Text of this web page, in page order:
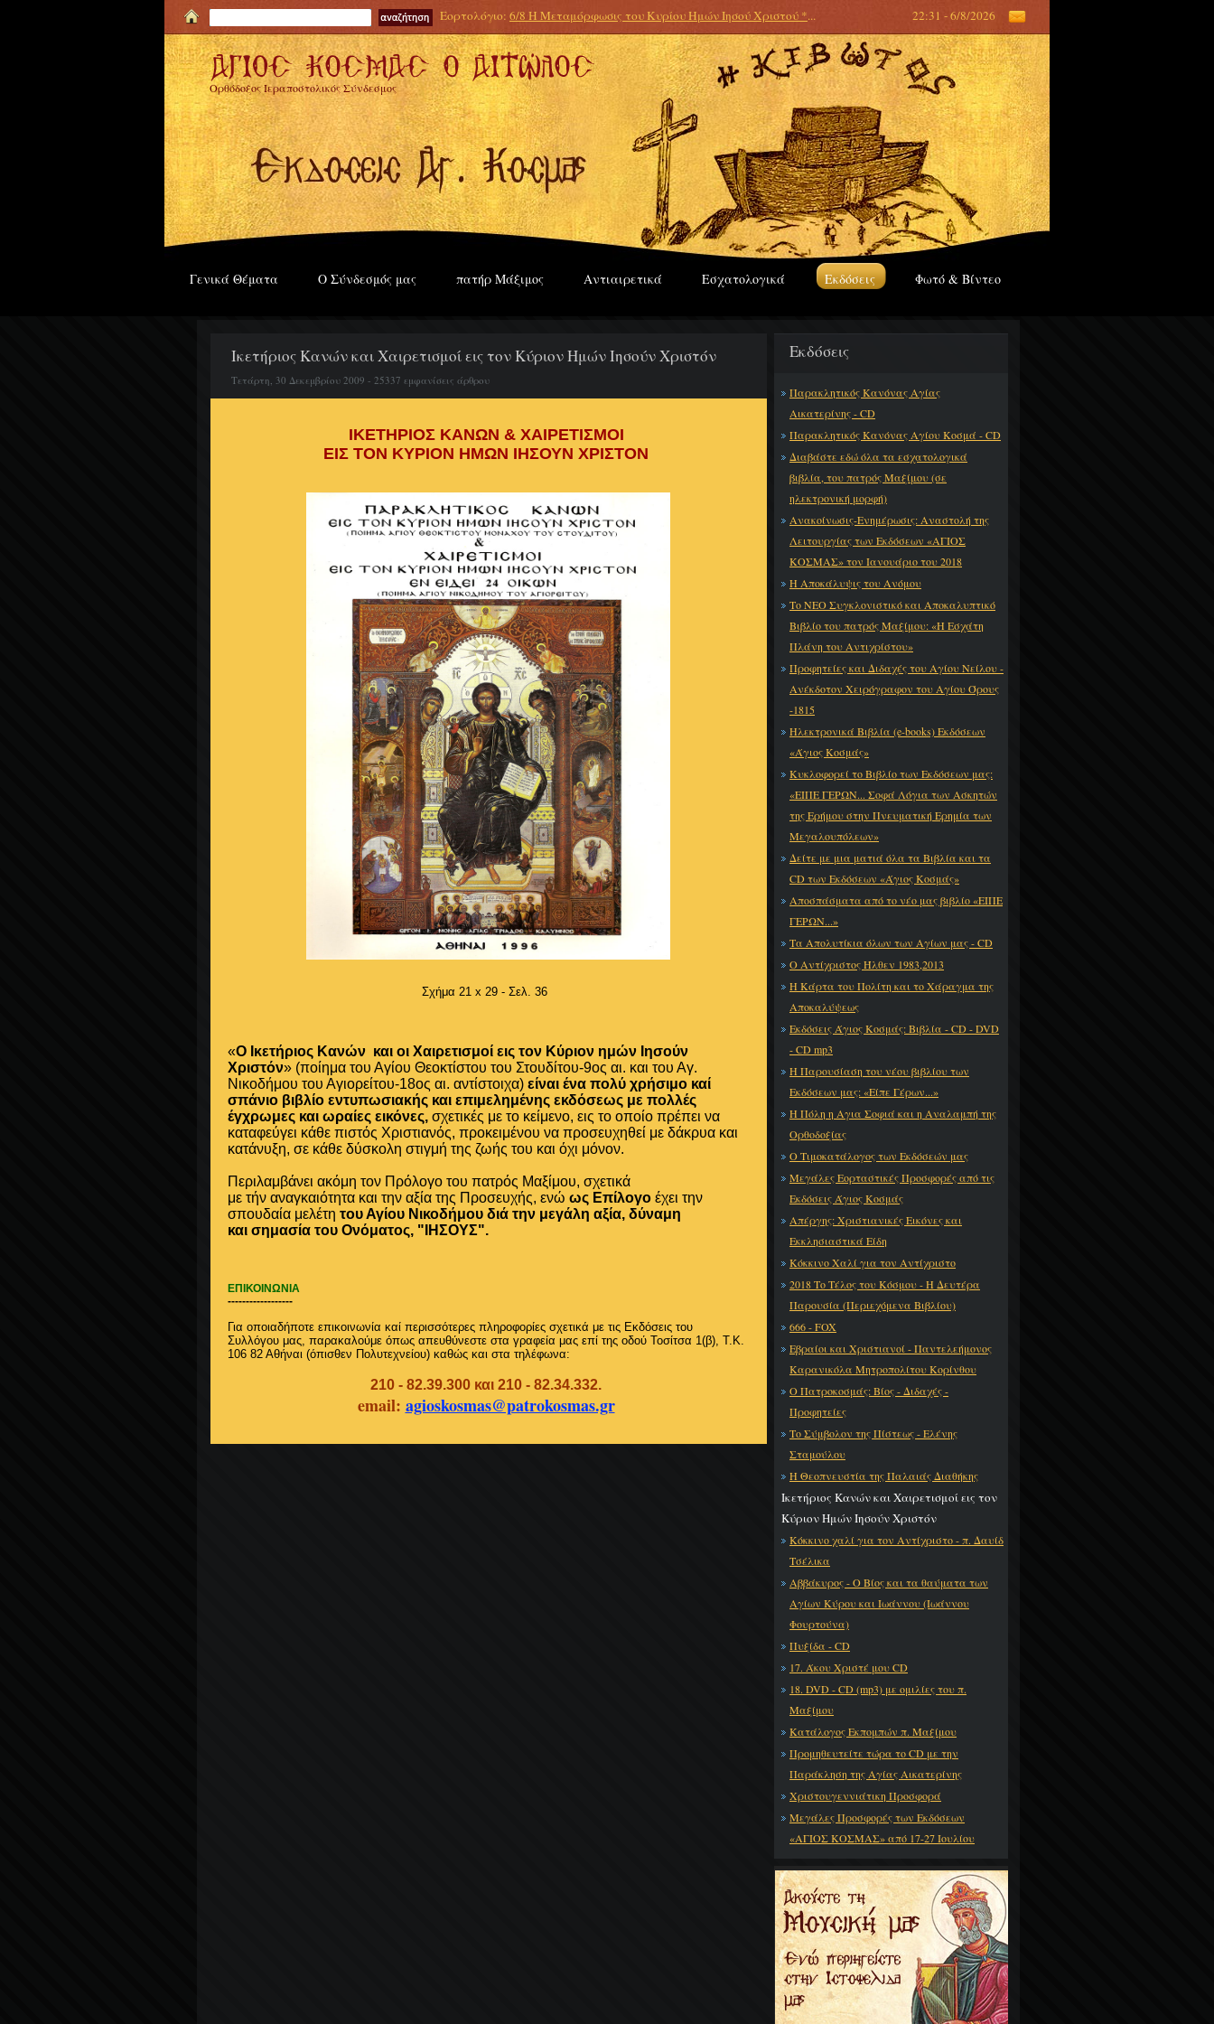
Εορτολόγιο: 6/8 Η Μεταμόρφωσις του Κυρίου Ημών Ιησού Χριστού *... 22:31 - 6/8/2026
Ορθόδοξος Ιεραποστολικός Σύνδεσμος
Γενικά Θέματα Ο Σύνδεσμός μας πατήρ Μάξιμος Αντιαιρετικά Εσχατολογικά Εκδόσεις Φωτό & Βίντεο
Εκδόσεις
Παρακλητικός Κανόνας Αγίας
Αικατερίνης - CD
Παρακλητικός Κανόνας Αγίου Κοσμά - CD
Διαβάστε εδώ όλα τα εσχατολογικά
βιβλία, του πατρός Μαξίμου (σε
ηλεκτρονική μορφή)
Ανακοίνωσις-Ενημέρωσις: Αναστολή της
Λειτουργίας των Εκδόσεων «ΑΓΙΟΣ
ΚΟΣΜΑΣ» τον Ιανουάριο του 2018
Η Αποκάλυψις του Ανόμου
Το ΝΕΟ Συγκλονιστικό και Αποκαλυπτικό
Βιβλίο του πατρός Μαξίμου: «Η Εσχάτη
Πλάνη του Αντιχρίστου»
Προφητείες και Διδαχές του Αγίου Νείλου -
Ανέκδοτον Χειρόγραφον του Αγίου Όρους
-1815
Ηλεκτρονικά Βιβλία (e-books) Εκδόσεων
«Άγιος Κοσμάς»
Κυκλοφορεί το Βιβλίο των Εκδόσεων μας:
«ΕΙΠΕ ΓΕΡΩΝ... Σοφά Λόγια των Ασκητών
της Ερήμου στην Πνευματική Ερημία των
Μεγαλουπόλεων»
Δείτε με μια ματιά όλα τα Βιβλία και τα
CD των Εκδόσεων «Άγιος Κοσμάς»
Αποσπάσματα από το νέο μας βιβλίο «ΕΙΠΕ
ΓΕΡΩΝ...»
Τα Απολυτίκια όλων των Αγίων μας - CD
Ο Αντίχριστος Ήλθεν 1983,2013
Η Κάρτα του Πολίτη και το Χάραγμα της
Αποκαλύψεως
Εκδόσεις Άγιος Κοσμάς: Βιβλία - CD - DVD
- CD mp3
Η Παρουσίαση του νέου βιβλίου των
Εκδόσεων μας: «Είπε Γέρων...»
Η Πόλη η Αγια Σοφιά και η Αναλαμπή της
Ορθοδοξίας
Ο Τιμοκατάλογος των Εκδόσεών μας
Μεγάλες Εορταστικές Προσφορές από τις
Εκδόσεις Άγιος Κοσμάς
Απέργης: Χριστιανικές Εικόνες και
Εκκλησιαστικά Είδη
Κόκκινο Χαλί για τον Αντίχριστο
2018 Το Τέλος του Κόσμου - Η Δευτέρα
Παρουσία (Περιεχόμενα Βιβλίου)
666 - FOX
Εβραίοι και Χριστιανοί - Παντελεήμονος
Καρανικόλα Μητροπολίτου Κορίνθου
Ο Πατροκοσμάς: Βίος - Διδαχές -
Προφητείες
Το Σύμβολον της Πίστεως - Ελένης
Σταμούλου
Η Θεοπνευστία της Παλαιάς Διαθήκης
Ικετήριος Κανών και Χαιρετισμοί εις τον
Κύριον Ημών Ιησούν Χριστόν
Κόκκινο χαλί για τον Αντίχριστο - π. Δαυίδ
Τσέλικα
Αββάκυρος - Ο Βίος και τα θαύματα των
Αγίων Κύρου και Ιωάννου (Ιωάννου
Φουρτούνα)
Πυξίδα - CD
17. Άκου Χριστέ μου CD
18. DVD - CD (mp3) με ομιλίες του π.
Μαξίμου
Κατάλογος Εκπομπών π. Μαξίμου
Προμηθευτείτε τώρα το CD με την
Παράκληση της Αγίας Αικατερίνης
Χριστουγεννιάτικη Προσφορά
Μεγάλες Προσφορές των Εκδόσεων
«ΑΓΙΟΣ ΚΟΣΜΑΣ» από 17-27 Ιουλίου
Ικετήριος Κανών και Χαιρετισμοί εις τον Κύριον Ημών Ιησούν Χριστόν
Τετάρτη, 30 Δεκεμβρίου 2009 - 25337 εμφανίσεις άρθρου
ΙΚΕΤΗΡΙΟΣ ΚΑΝΩΝ & ΧΑΙΡΕΤΙΣΜΟΙ
ΕΙΣ ΤΟΝ ΚΥΡΙΟΝ ΗΜΩΝ ΙΗΣΟΥΝ ΧΡΙΣΤΟΝ
Σχήμα 21 x 29 - Σελ. 36
«Ο Ικετήριος Κανών και οι Χαιρετισμοί εις τον Κύριον ημών Ιησούν
Χριστόν» (ποίημα του Αγίου Θεοκτίστου του Στουδίτου-9ος αι. και του Αγ.
Νικοδήμου του Αγιορείτου-18ος αι. αντίστοιχα) είναι ένα πολύ χρήσιμο καί
σπάνιο βιβλίο εντυπωσιακής και επιμελημένης εκδόσεως με πολλές
έγχρωμες και ωραίες εικόνες, σχετικές με το κείμενο, εις το οποίο πρέπει να
καταφεύγει κάθε πιστός Χριστιανός, προκειμένου να προσευχηθεί με δάκρυα και
κατάνυξη, σε κάθε δύσκολη στιγμή της ζωής του και όχι μόνον.
Περιλαμβάνει ακόμη τον Πρόλογο του πατρός Μαξίμου, σχετικά
με τήν αναγκαιότητα και την αξία της Προσευχής, ενώ ως Επίλογο έχει την
σπουδαία μελέτη του Αγίου Νικοδήμου διά την μεγάλη αξία, δύναμη
και σημασία του Ονόματος, "ΙΗΣΟΥΣ".
ΕΠΙΚΟΙΝΩΝΙΑ
------------------
Για οποιαδήποτε επικοινωνία καί περισσότερες πληροφορίες σχετικά με τις Εκδόσεις του
Συλλόγου μας, παρακαλούμε όπως απευθύνεστε στα γραφεία μας επί της οδού Τοσίτσα 1(β), Τ.Κ.
106 82 Αθήναι (όπισθεν Πολυτεχνείου) καθώς και στα τηλέφωνα:
210 - 82.39.300 και 210 - 82.34.332.
email: agioskosmas@patrokosmas.gr